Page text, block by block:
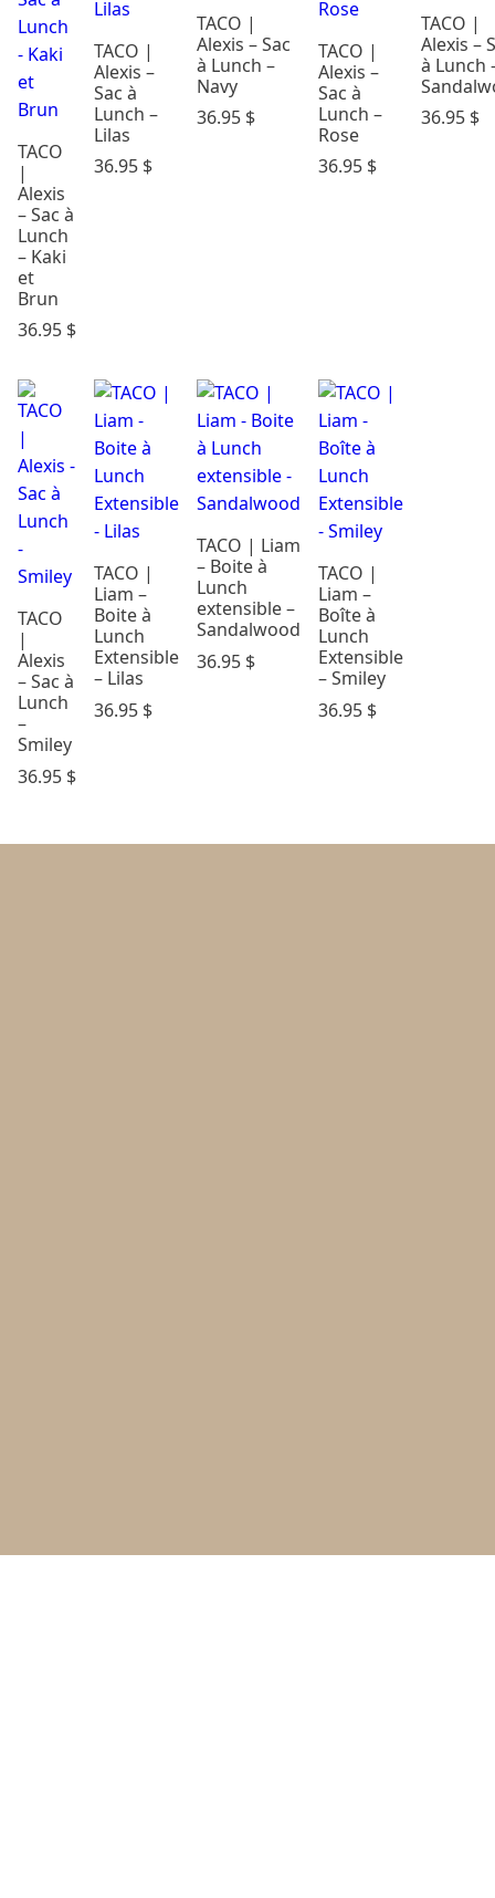
Cadeau
Dodo &
Confort
Éveil & Jeux
Maternité
Mode
enfants
Parents &
maison
Repas
Soins &
Bains
TACO
|
Alexis
– Sac à
Lunch
– Kaki
et
Brun
36.95 $
TACO |
Alexis –
Sac à
Lunch –
Lilas
36.95 $
TACO |
Alexis – Sac
à Lunch –
Navy
36.95 $
TACO |
Alexis –
Sac à
Lunch –
Rose
36.95 $
TACO |
Alexis –
à Lunch
36.95 $
TACO
|
Alexis
– Sac à
Lunch
–
Smiley
36.95 $
TACO |
Liam –
Boite à
Lunch
Extensible
– Lilas
36.95 $
TACO | Liam
– Boite à
Lunch
extensible –
Sandalwood
36.95 $
TACO |
Liam –
Boîte à
Lunch
Extensible
– Smiley
36.95 $